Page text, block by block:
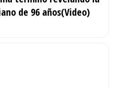
de 96 años(Video)